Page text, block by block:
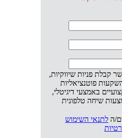
קבלת פניות שיווקיות,
פוטנציאליות
באמצעי דיגיטלי,
שיחה טלפונית
ה לתנאי השימוש